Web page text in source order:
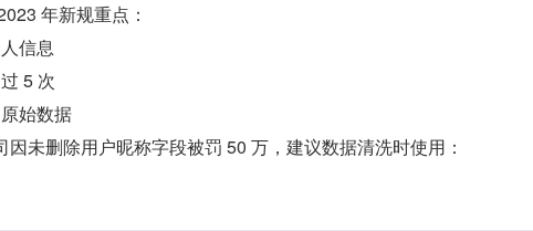
年新规重点：
信息
5 次
始数据
因未删除用户昵称字段被罚 50 万，建议数据清洗时使用：